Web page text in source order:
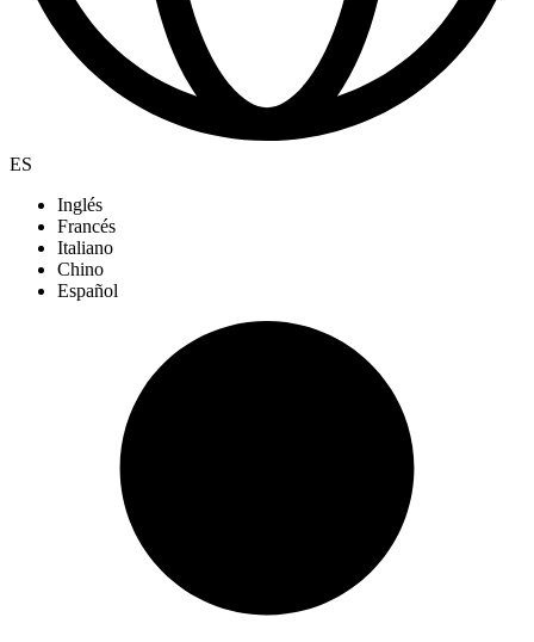
ES
Inglés
Francés
Italiano
Chino
Español